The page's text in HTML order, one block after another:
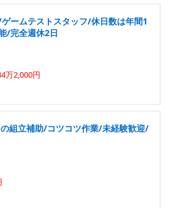
ームテストスタッフ/休日数は年間1
/完全週休2日
万2,000円
組立補助/コツコツ作業/未経験歓迎/